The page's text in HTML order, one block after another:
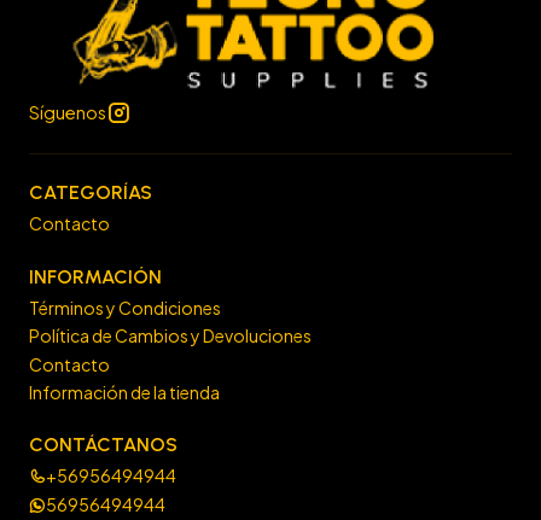
Síguenos
CATEGORÍAS
Contacto
INFORMACIÓN
Términos y Condiciones
Política de Cambios y Devoluciones
Contacto
Información de la tienda
CONTÁCTANOS
+56956494944
56956494944